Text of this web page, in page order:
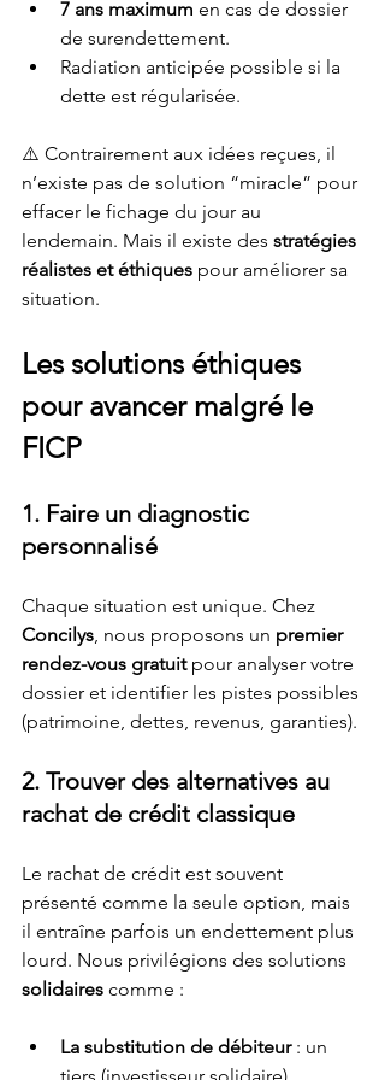
7 ans maximum en cas de dossier
de surendettement.
Radiation anticipée possible si la
dette est régularisée.
⚠️ Contrairement aux idées reçues, il
n’existe pas de solution “miracle” pour
effacer le fichage du jour au
lendemain. Mais il existe des stratégies
réalistes et éthiques pour améliorer sa
situation.
Les solutions éthiques
pour avancer malgré le
FICP
1. Faire un diagnostic
personnalisé
Chaque situation est unique. Chez
Concilys, nous proposons un premier
rendez-vous gratuit pour analyser votre
dossier et identifier les pistes possibles
(patrimoine, dettes, revenus, garanties).
2. Trouver des alternatives au
rachat de crédit classique
Le rachat de crédit est souvent
présenté comme la seule option, mais
il entraîne parfois un endettement plus
lourd. Nous privilégions des solutions
solidaires comme :
La substitution de débiteur : un